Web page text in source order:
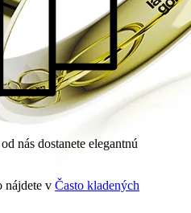
nás dostanete elegantnú
nájdete v Často kladených